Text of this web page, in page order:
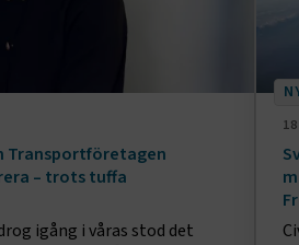
Transportföretagen
– trots tuffa
igång i våras stod det